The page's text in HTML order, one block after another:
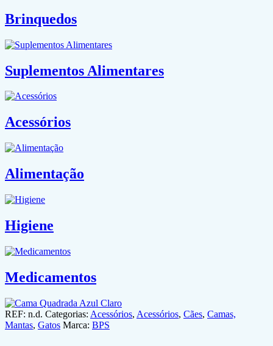
Brinquedos
Suplementos Alimentares
Acessórios
Alimentação
Higiene
Medicamentos
REF: n.d. Categorias: Acessórios, Acessórios, Cães, Camas,
Mantas, Gatos Marca: BPS